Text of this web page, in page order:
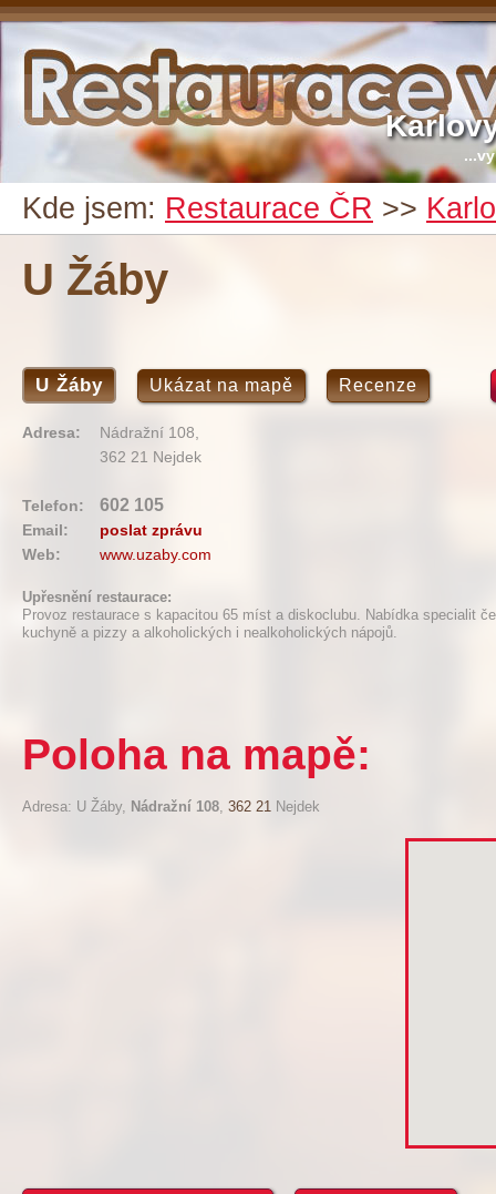
Kde jsem: Restaurace ČR >>
U Žáby
U Žáby Ukázat na mapě Recenze
Adresa:
Nádražní 108,
362 21 Nejdek
Telefon: 602 105
Email:
poslat zprávu
Web:
www.uzaby.com
Upřesnění restaurace:
Provoz restaurace s kapacitou 65 míst a diskoclubu. Nabídka specialit
kuchyně a pizzy a alkoholických i nealkoholických nápojů.
Poloha na mapě:
Adresa: U Žáby, Nádražní 108, 362 21 Nejdek